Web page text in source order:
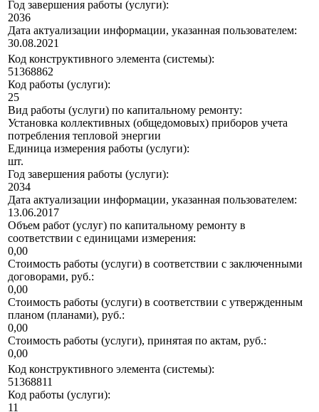
Год завершения работы (услуги):
2036
Дата актуализации информации, указанная пользователем:
30.08.2021
Код конструктивного элемента (системы):
51368862
Код работы (услуги):
25
Вид работы (услуги) по капитальному ремонту:
Установка коллективных (общедомовых) приборов учета
потребления тепловой энергии
Единица измерения работы (услуги):
шт.
Год завершения работы (услуги):
2034
Дата актуализации информации, указанная пользователем:
13.06.2017
Объем работ (услуг) по капитальному ремонту в
соответствии с единицами измерения:
0,00
Стоимость работы (услуги) в соответствии с заключенными
договорами, руб.:
0,00
Стоимость работы (услуги) в соответствии с утвержденным
планом (планами), руб.:
0,00
Стоимость работы (услуги), принятая по актам, руб.:
0,00
Код конструктивного элемента (системы):
51368811
Код работы (услуги):
11